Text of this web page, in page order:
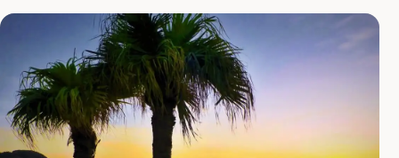
ゆっくり休憩...